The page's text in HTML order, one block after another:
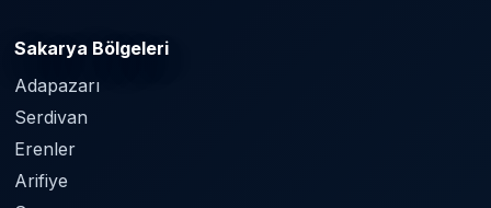
Sakarya Bölgeleri
Adapazarı
Serdivan
Erenler
Arifiye